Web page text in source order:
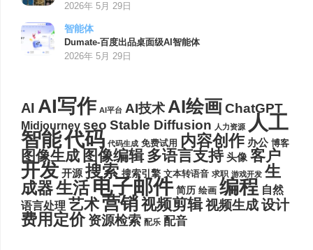
2026年 5月 29日
智能体
Dumate-百度出品桌面级AI智能体
2026年 5月 29日
AI AI写作 AI平台 AI技术AI绘画ChatGPT
Midjourney seo Stable Diffusion 人力资源 人工
智能代码 代码生成 免费试用 内容创作 办公 博客
图像生成 图像编辑 多语言支持 头像 客户
开发 开源 搜索 搜索引擎 文本转语音 求职 游戏开发 生
成器生活电子邮件 简历 绘画 编程 自然
语言处理 艺术营销视频剪辑视频生成设计
费用定价 资源检索 配乐 配音